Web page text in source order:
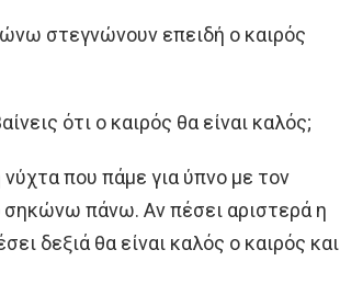
στεγνώνουν επειδή ο καιρός
ότι ο καιρός θα είναι καλός;
που πάμε για ύπνο με τον
σηκώνω πάνω. Αν πέσει αριστερά η
δεξιά θα είναι καλός ο καιρός και